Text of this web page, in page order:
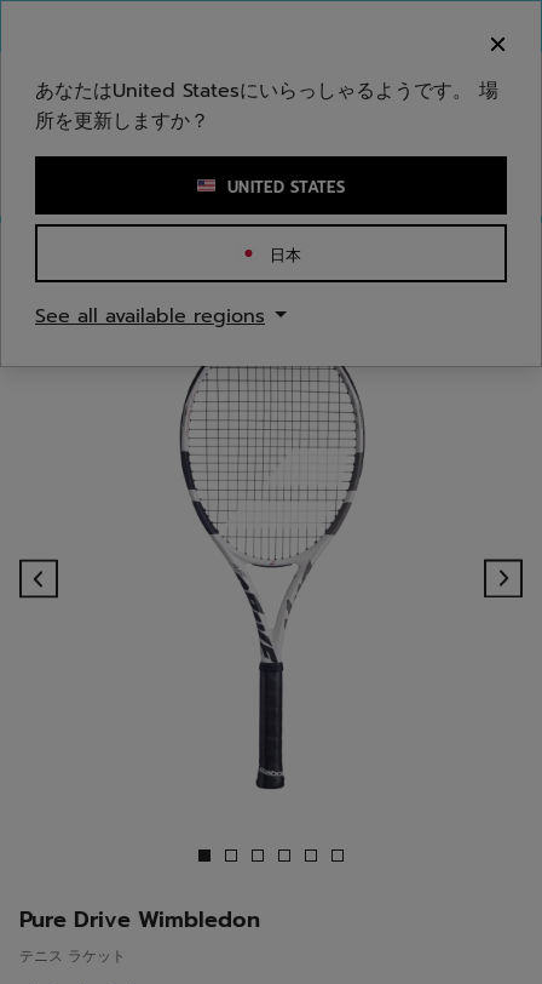
みです。
キーワードまたは商品番号を入力する
Pure Drive Wimbledon
テニス ラケット
あなたはUnited Statesにいらっしゃるようです。 場
所を更新しますか？
UNITED STATES
日本
See all available regions